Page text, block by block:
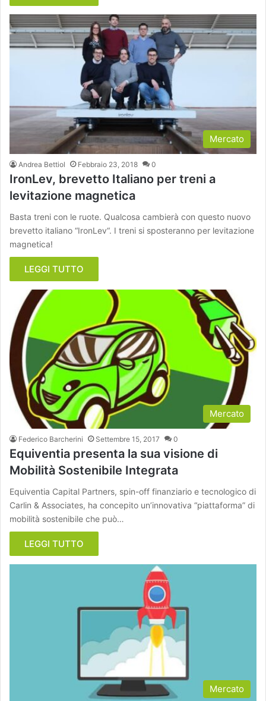
Mercato
Andrea Bettiol Febbraio 23, 2018 0
IronLev, brevetto Italiano per treni a
levitazione magnetica
Basta treni con le ruote. Qualcosa cambierà con questo nuovo
brevetto italiano “IronLev“. I treni si sposteranno per levitazione
magnetica!
LEGGI TUTTO
Mercato
Federico Barcherini Settembre 15, 2017 0
Equiventia presenta la sua visione di
Mobilità Sostenibile Integrata
Equiventia Capital Partners, spin-off finanziario e tecnologico di
Carlin & Associates, ha concepito un’innovativa “piattaforma” di
mobilità sostenibile che può…
LEGGI TUTTO
Mercato